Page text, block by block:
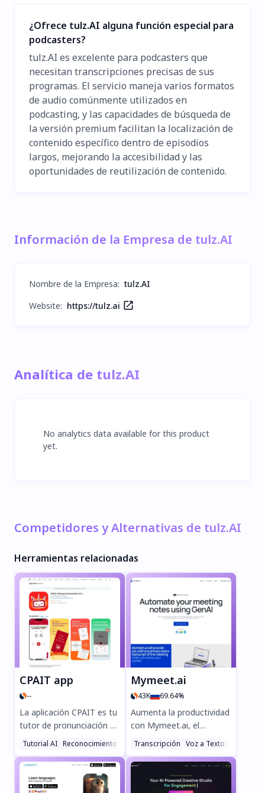
¿Ofrece tulz.AI alguna función especial para
podcasters?
tulz.AI es excelente para podcasters que
necesitan transcripciones precisas de sus
programas. El servicio maneja varios formatos
de audio comúnmente utilizados en
podcasting, y las capacidades de búsqueda de
la versión premium facilitan la localización de
contenido específico dentro de episodios
largos, mejorando la accesibilidad y las
oportunidades de reutilización de contenido.
Información de la Empresa de tulz.AI
Nombre de la Empresa: tulz.AI
Website: https://tulz.ai
Analítica de tulz.AI
No analytics data available for this product
yet.
Competidores y Alternativas de tulz.AI
Herramientas relacionadas
CPAIT app
--
La aplicación CPAIT es tu
tutor de pronunciación de
mandarín impulsado por
retroalimentación en
tiempo real sobre tonos,
iniciales y finales. Perfecta
Tutorial AI Reconocimiento de Voz AI Asistente de Reseñas AI
Mymeet.ai
43K 69.64%
Aumenta la productividad
con Mymeet.ai, el
asistente de IA para
reuniones en línea. Graba,
transcribe y resume
automáticamente las
discusiones en más de
Transcripción Voz a Texto